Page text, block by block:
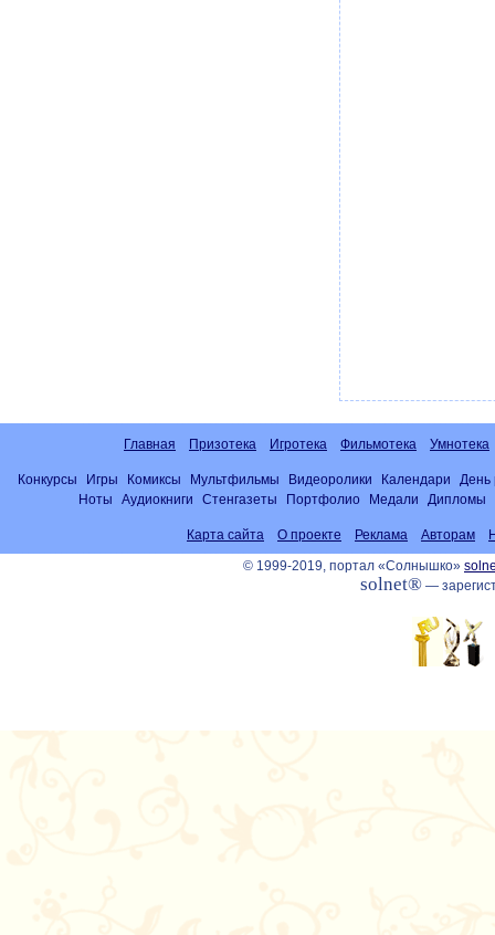
Главная Призотека Игротека Фильмотека Умнотека
Конкурсы Игры Комиксы Мультфильмы Видеоролики Календари
День
Ноты
Аудиокниги Стенгазеты Портфолио Медали Дипломы
Карта сайта О проекте Реклама Авторам
© 1999-2019, портал «Солнышко»
solnet®—